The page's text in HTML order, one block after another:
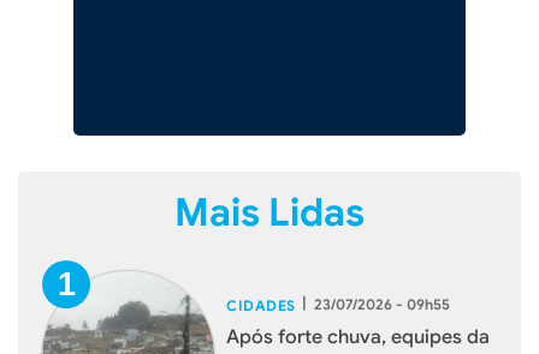
Mais Lidas
CIDADES | 23/07/2026 - 09h55
Após forte chuva, equipes da